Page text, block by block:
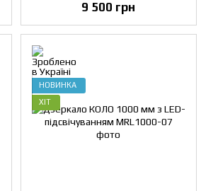
9 500 грн
НОВИНКА
ХІТ